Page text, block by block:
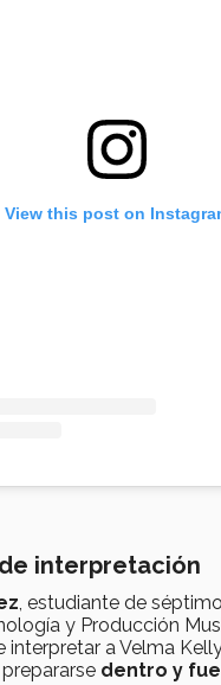
View this post on
interpretación
, estudiante de
y Producción
interpretar a Velma
dentro y